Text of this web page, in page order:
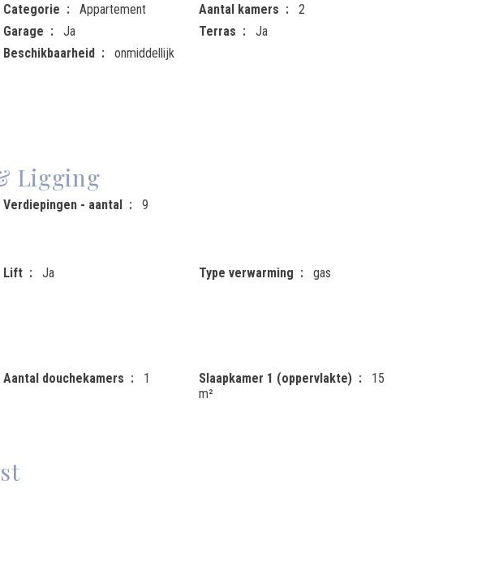
Categorie Appartement Aantal kamers
2
Garage Ja Terras
Ja
Beschikbaarheid onmiddellijk
Ligging
Verdiepingen - aantal 9
Lift Ja Type verwarming
gas
Aantal douchekamers 1 Slaapkamer 1 (oppervlakte)
15
m²